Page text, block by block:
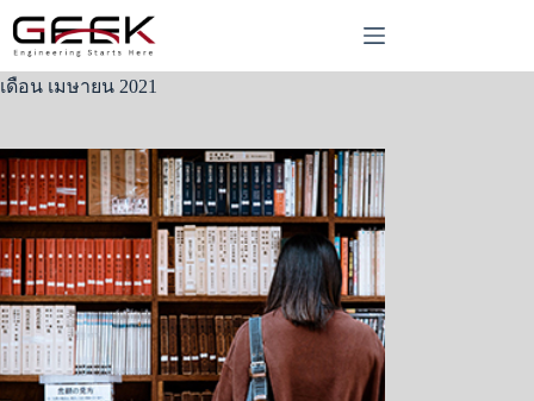
content
เดือน เมษายน 2021